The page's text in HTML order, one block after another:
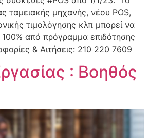
ταμειακής μηχανής, νέου POS,
τιμολόγησης κλπ μπορεί να
από πρόγραμμα επιδότησης
& Αιτήσεις: 210 220 7609
: Βοηθός